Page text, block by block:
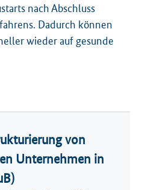
nach Abschluss
Dadurch können
wieder auf gesunde
von
Unternehmen in